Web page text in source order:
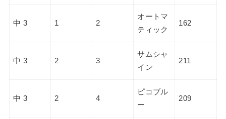
中 3 1 2
オートマ
ティック
162
中 3 2 3
サムシャ
イン
211
中 3 2 4
ピコブル
ー
209